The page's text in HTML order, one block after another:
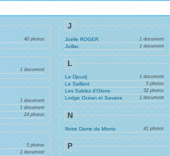
40 photos
1 document
1 document
1 document
24 photos
5 photos
1 document
J
Joëlle ROGER 1 document
Juillac 1 document
L
Le Djoudj 1 document
Le Saillant 5 photos
Les Sables d'Olone 32 photos
Lodge Océan et Savane 1 document
N
Notre Dame de Monts 41 photos
P